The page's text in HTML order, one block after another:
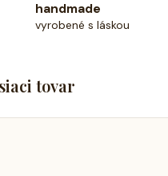
handmade
vyrobené s láskou
tovar